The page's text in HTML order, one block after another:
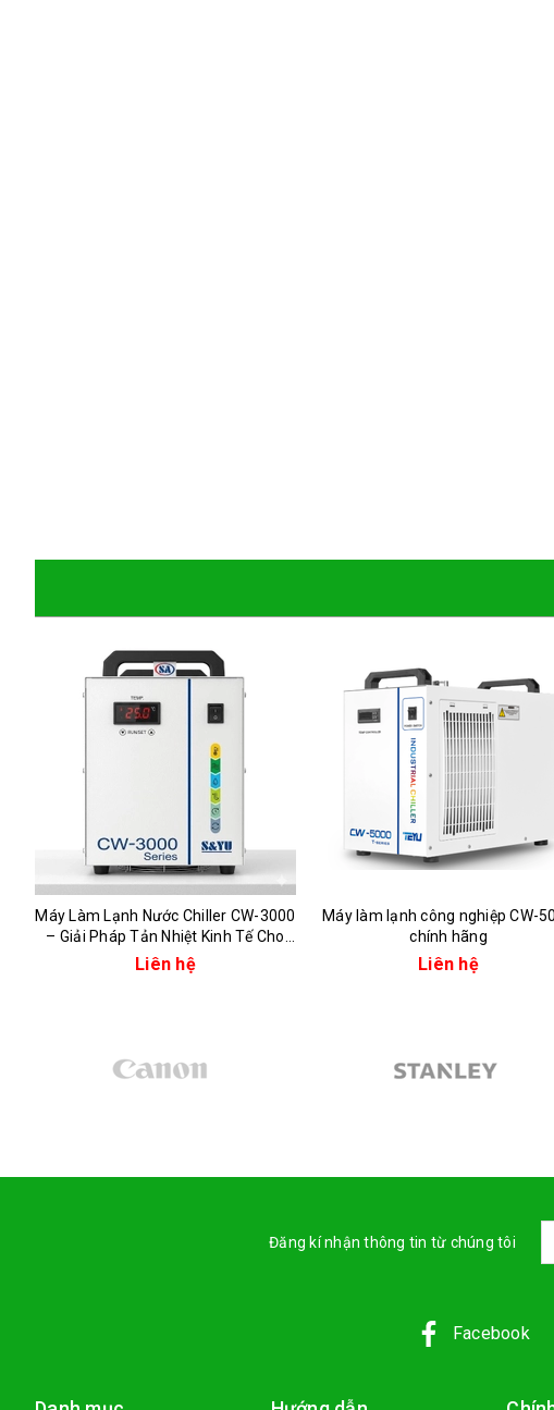
Máy Làm Lạnh Nước Chiller CW-3000
– Giải Pháp Tản Nhiệt Kinh Tế Cho
Máy Laser 60W-80W
Liên hệ
Máy làm lạnh công nghiệp CW-
chính hãng
Liên hệ
Đăng kí nhận thông tin từ chúng tôi
Facebook